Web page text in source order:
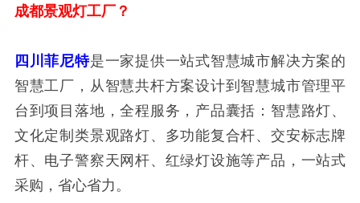
成都景观灯工厂？
四川菲尼特是一家提供一站式智慧城市解决方案的
智慧工厂，从智慧共杆方案设计到智慧城市管理平
台到项目落地，全程服务，产品囊括：智慧路灯、
文化定制类景观路灯、多功能复合杆、交安标志牌
杆、电子警察天网杆、红绿灯设施等产品，一站式
采购，省心省力。